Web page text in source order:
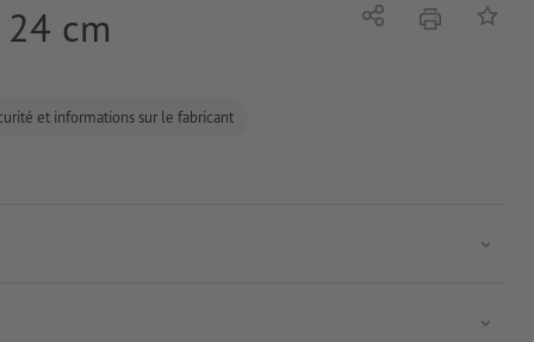
cm
et informations sur le fabricant
Partagerimprimer